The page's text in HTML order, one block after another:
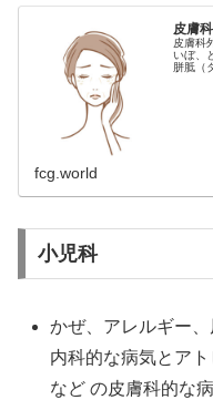
皮膚科
皮膚科
いぼ、
胼胝（
fcg.world
小児科
かぜ、アレルギー
内科的な病気とア
など の皮膚科的な